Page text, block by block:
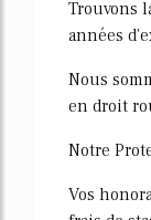
Trouvons
années
Nous
en droit
Notre
Vos